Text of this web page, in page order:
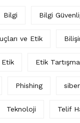
Bilgi Bilgi
ve Etik
Etik Etik
Phishing
Teknoloji Telif